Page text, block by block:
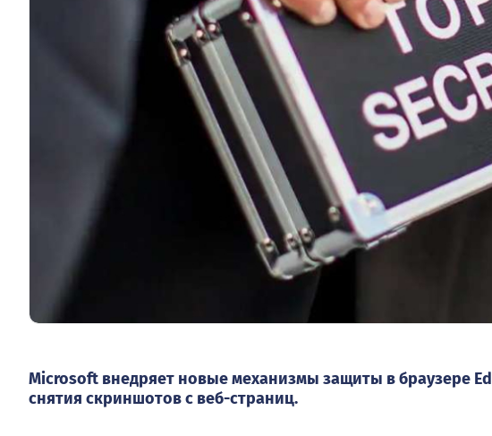
Microsoft внедряет новые механизмы защиты в браузере
снятия скриншотов с веб-страниц.